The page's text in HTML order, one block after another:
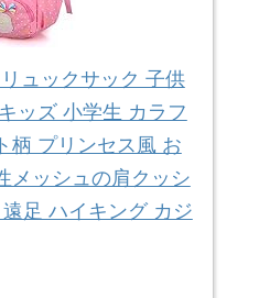
ュックサック 子供
ッズ 小学生 カラフ
柄 プリンセス風 お
メッシュの肩クッシ
足 ハイキング カジ